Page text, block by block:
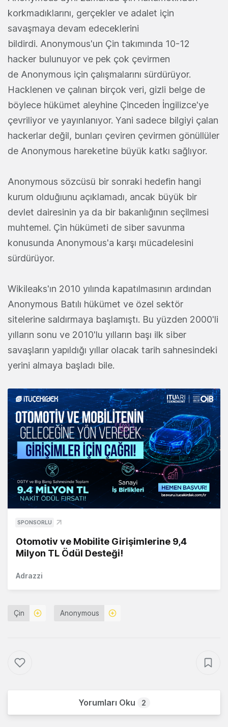
korkmadıklarını, gerçekler ve adalet için
savaşmaya devam edeceklerini
bildirdi. Anonymous'un Çin takımında 10-12
hacker bulunuyor ve pek çok çevirmen
de Anonymous için çalışmalarını sürdürüyor.
Hacklenen ve çalınan birçok veri, gizli belge de
böylece hükümet aleyhine Çinceden İngilizce'ye
çevriliyor ve yayınlanıyor. Yani sadece bilgiyi çalan
hackerlar değil, bunları çeviren çevirmen gönüllüler
de Anonymous hareketine büyük katkı sağlıyor.
Anonymous sözcüsü bir sonraki hedefin hangi
kurum olduğıunu açıklamadı, ancak büyük bir
devlet dairesinin ya da bir bakanlığının seçilmesi
muhtemel. Çin hükümeti de siber savunma
konusunda Anonymous'a karşı mücadelesini
sürdürüyor.
Wikileaks'ın 2010 yılında kapatılmasının ardından
Anonymous Batılı hükümet ve özel sektör
sitelerine saldırmaya başlamıştı. Bu yüzden 2000'li
yılların sonu ve 2010'lu yılların başı ilk siber
savaşların yapıldığı yıllar olacak tarih sahnesindeki
yerini almaya başladı bile.
SPONSORLU
Otomotiv ve Mobilite Girişimlerine 9,4
Milyon TL Ödül Desteği!
Adrazzi
Çin Anonymous
Yorumları Oku 2